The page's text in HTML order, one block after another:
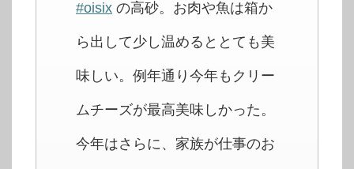
#oisix の高砂。お肉や魚は箱か
ら出して少し温めるととても美
味しい。例年通り今年もクリー
ムチーズが最高美味しかった。
今年はさらに、家族が仕事のお